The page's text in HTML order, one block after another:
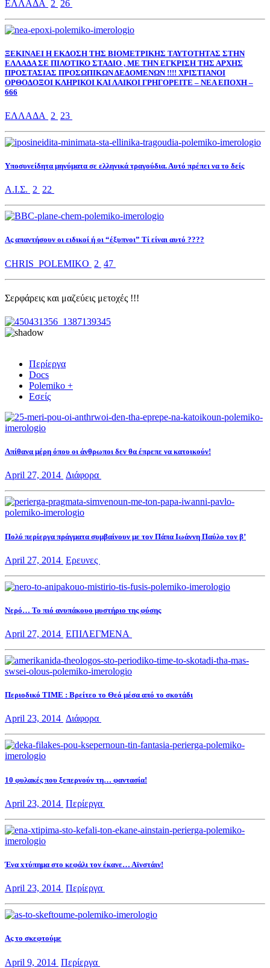
ΕΛΛΑΔΑ 2 26
ΞΕΚΙΝΑΕΙ Η ΕΚΔΟΣΗ ΤΗΣ ΒΙΟΜΕΤΡΙΚΗΣ ΤΑΥΤΟΤΗΤΑΣ ΣΤΗΝ
ΕΛΛΑΔΑ ΣΕ ΠΙΛΟΤΙΚΟ ΣΤΑΔΙΟ , ΜΕ ΤΗΝ ΕΓΚΡΙΣΗ ΤΗΣ ΑΡΧΗΣ
ΠΡΟΣΤΑΣΙΑΣ ΠΡΟΣΩΠΙΚΩΝ ΔΕΔΟΜΕΝΩΝ !!!! ΧΡΙΣΤΙΑΝΟΙ
ΟΡΘΟΔΟΞΟΙ ΚΛΗΡΙΚΟΙ ΚΑΙ ΛΑΙΚΟΙ ΓΡΗΓΟΡΕΙΤΕ – ΝΕΑ ΕΠΟΧΗ –
666
ΕΛΛΑΔΑ 2 23
Υποσυνείδητα μηνύματα σε ελληνικά τραγούδια. Αυτό πρέπει να το δείς
Α.Ι.Σ. 2 22
Ας απαντήσουν οι ειδικοί ή οι “έξυπνοι” Τί είναι αυτό ????
CHRIS_POLEMIKO 2 47
Σερφάρεις και μαζεύεις μετοχές !!!
Περίεργα
Docs
Polemiko +
Εσείς
Aπίθανα μέρη όπου οι άνθρωποι δεν θα έπρεπε να κατοικούν!
April 27, 2014 Διάφορα
Πολύ περίεργα πράγματα συμβαίνουν με τον Πάπα Ιωάννη Παύλο τον β’
April 27, 2014 Ερευνες
Νερό… Το πιό ανυπάκουο μυστήριο της φύσης
April 27, 2014 ΕΠΙΛΕΓΜΕΝΑ
Περιοδικό TIME : Βρείτεο το Θεό μέσα από το σκοτάδι
April 23, 2014 Διάφορα
10 φυλακές που ξεπερνούν τη… φαντασία!
April 23, 2014 Περίεργα
Ένα xτύπημα στο κεφάλι τον έκανε… Αϊνστάιν!
April 23, 2014 Περίεργα
Ας το σκεφτούμε
April 9, 2014 Περίεργα